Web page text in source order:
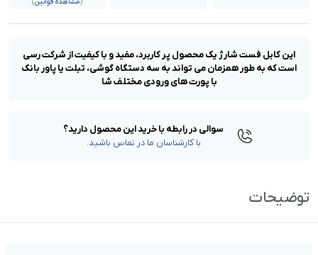
این کابل فست شارژ یک محصول پر کاربرد، مفید و با کیفیت از شرکت رسی
است که به طور همزمان می تواند به سه دستگاه گوشی، تبلت یا پاور بانک
با پورت های ورودی مختلف شا
سوالی در رابطه با خرید این محصول دارید؟
با کارشناسان ما در تماس باشید.
توضیحات